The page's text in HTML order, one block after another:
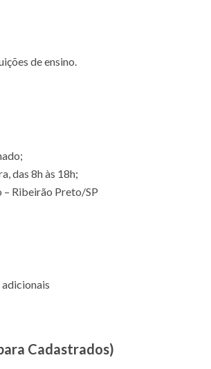
de ensino.
das 8h às 18h;
Ribeirão Preto/SP
Cadastrados)